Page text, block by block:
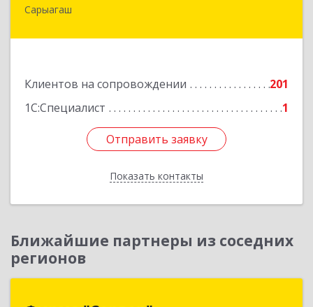
Сарыагаш
Клиентов на сопровождении
201
1С:Специалист
1
Отправить заявку
Показать контакты
160900, Республика Казахстан, Туркестанская
Подробнее
Отправить заявку
Назад
Ближайшие партнеры из соседних
регионов